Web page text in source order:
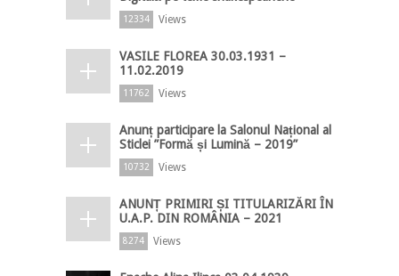
12334 Views
VASILE FLOREA 30.03.1931 –
11.02.2019
11762 Views
Anunț participare la Salonul Național al
Sticlei ”Formă și Lumină – 2019”
10732 Views
ANUNȚ PRIMIRI ȘI TITULARIZĂRI ÎN
U.A.P. DIN ROMÂNIA – 2021
8274 Views